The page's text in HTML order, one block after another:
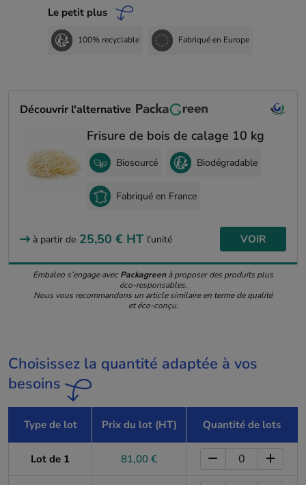
Le petit plus
100% recyclable Fabriqué en Europe
Découvrir l'alternative
Frisure de bois de calage 10 kg
Biosourcé Biodégradable
Fabriqué en France
à partir de 25,50 € HT l'unité VOIR
Embaleo s’engage avecPackagreenà proposer des produits plus
éco-responsables.
Nous vous recommandons un article similaire en terme de qualité
et éco-conçu.
Choisissez la quantité adaptée à vos
besoins
Type de lot Prix du lot (HT) Quantité de lots
Lot de 1 81,00 €